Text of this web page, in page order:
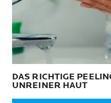
DAS RICHTIGE
UNREINER HAUT